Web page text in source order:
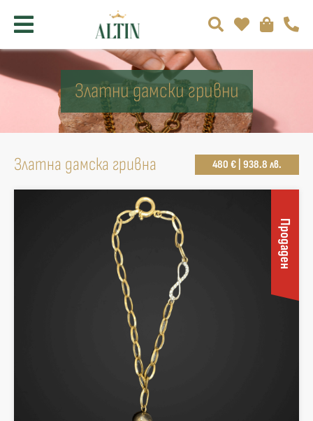
Златни дамски гривни
Златна дамска гривна 480 € | 938.8 лв.
Продаден